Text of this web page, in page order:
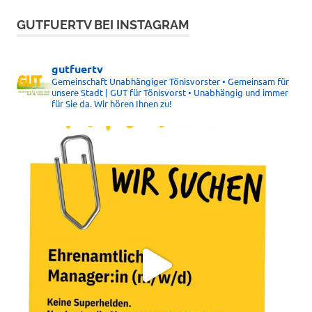
GUTFUERTV BEI INSTAGRAM
gutfuertv
Gemeinschaft Unabhängiger Tönisvorster • Gemeinsam für
unsere Stadt | GUT für Tönisvorst • Unabhängig und immer
für Sie da. Wir hören Ihnen zu!